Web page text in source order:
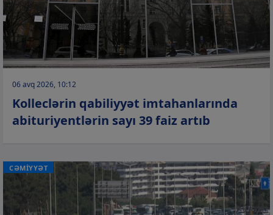
06 avq 2026, 10:12
Kolleclərin qabiliyyət imtahanlarında
abituriyentlərin sayı 39 faiz artıb
CƏMİYYƏT